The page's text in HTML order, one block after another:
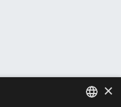
×